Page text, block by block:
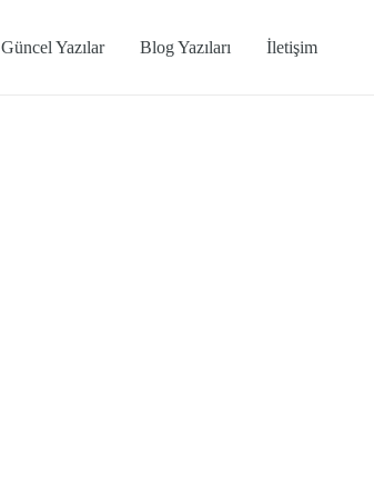
Güncel Yazılar Blog Yazıları İletişim